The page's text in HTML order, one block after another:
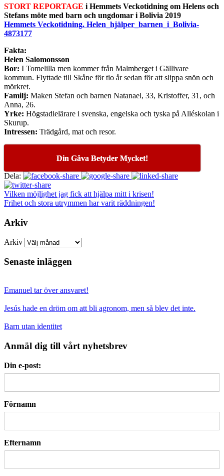
STORT REPORTAGE i Hemmets Veckotidning om Helens och
Stefans möte med barn och ungdomar i Bolivia 2019
Hemmets Veckotidning. Helen_hjälper_barnen_i_Bolivia-
4873177
Fakta:
Helen Salomonsson
Bor: I Tomelilla men kommer från Malmberget i Gällivare
kommun. Flyttade till Skåne för tio år sedan för att slippa snön och
mörkret.
Familj: Maken Stefan och barnen Natanael, 33, Kristoffer, 31, och
Anna, 26.
Yrke: Högstadielärare i svenska, engelska och tyska på Alléskolan i
Skurup.
Intressen: Trädgård, mat och resor.
Din Gåva Betyder Mycket!
Dela:
Vilken möjlighet jag fick att hjälpa mitt i krisen!
Frihet och stora utrymmen har varit räddningen!
Arkiv
Arkiv
Senaste inläggen
Emanuel tar över ansvaret!
Jesús hade en dröm om att bli agronom, men så blev det inte.
Barn utan identitet
Anmäl dig till vårt nyhetsbrev
Din e-post:
Förnamn
Efternamn